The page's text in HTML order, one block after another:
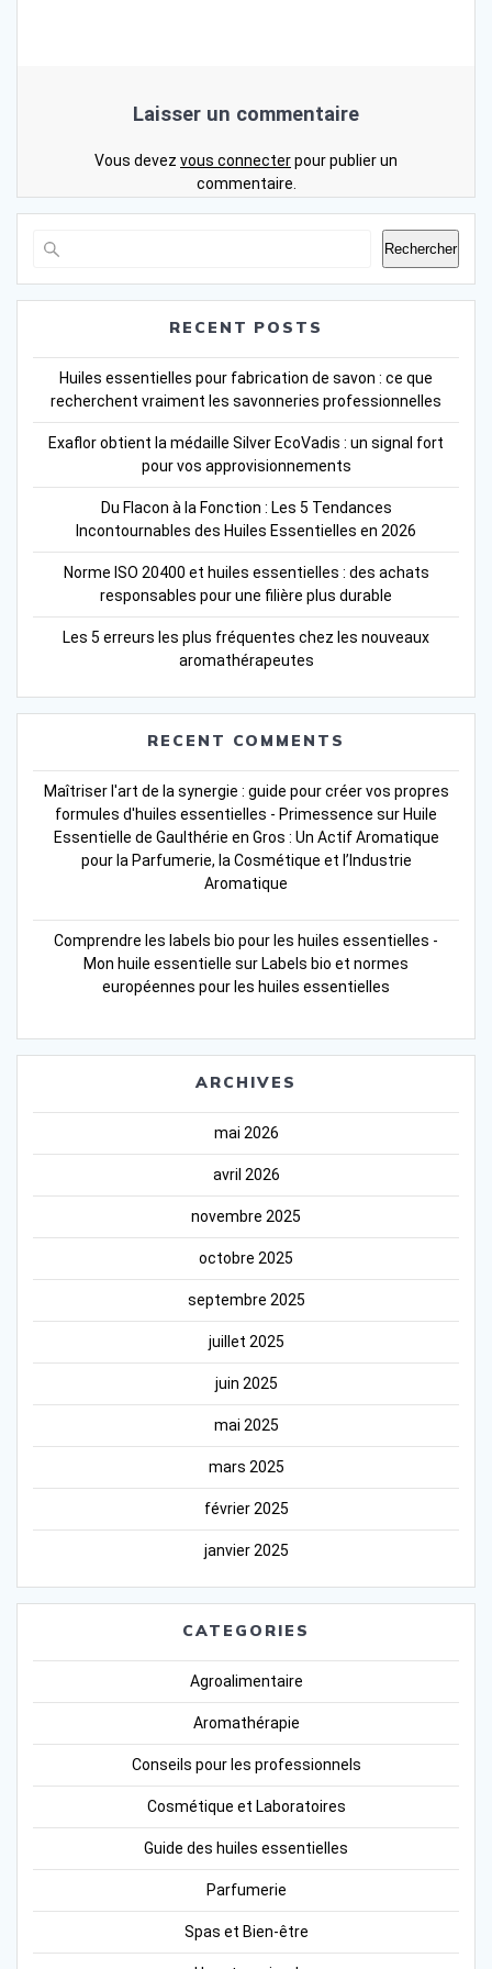
Laisser un commentaire
Vous devez vous connecterpour publier un
commentaire.
Rechercher
RECENT POSTS
Huiles essentielles pour fabrication de savon : ce que
recherchent vraiment les savonneries professionnelles
Exaflor obtient la médaille Silver EcoVadis : un signal fort
pour vos approvisionnements
Du Flacon à la Fonction : Les 5 Tendances
Incontournables des Huiles Essentielles en 2026
Norme ISO 20400 et huiles essentielles : des achats
responsables pour une filière plus durable
Les 5 erreurs les plus fréquentes chez les nouveaux
aromathérapeutes
RECENT COMMENTS
Maîtriser l'art de la synergie : guide pour créer vos propres
formules d'huiles essentielles - Primessence sur Huile
Essentielle de Gaulthérie en Gros : Un Actif Aromatique
pour la Parfumerie, la Cosmétique et l’Industrie
Aromatique
Comprendre les labels bio pour les huiles essentielles -
Mon huile essentielle sur Labels bio et normes
européennes pour les huiles essentielles
ARCHIVES
mai 2026
avril 2026
novembre 2025
octobre 2025
septembre 2025
juillet 2025
juin 2025
mai 2025
mars 2025
février 2025
janvier 2025
CATEGORIES
Agroalimentaire
Aromathérapie
Conseils pour les professionnels
Cosmétique et Laboratoires
Guide des huiles essentielles
Parfumerie
Spas et Bien-être